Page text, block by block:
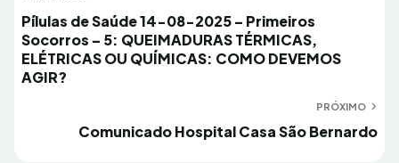
de
Post
Anterior
Pílulas de Saúde 14-08-2025 – Primeiros
Socorros – 5: QUEIMADURAS TÉRMICAS,
ELÉTRICAS OU QUÍMICAS: COMO DEVEMOS
AGIR?
PRÓXIMO
Comunicado Hospital Casa São Bernardo